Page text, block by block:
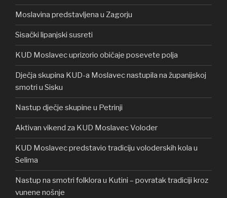
Moslavina predstavljena u Zagorju
Sisački lipanjski susreti
KUD Moslavec uprizorio običaje posevete polja
Dječja skupina KUD-a Moslavec nastupila na županijskoj
smotri u Sisku
Nastup dječje skupine u Petrinji
Aktivan vikend za KUD Moslavec Voloder
KUD Moslavec predstavio tradiciju voloderskih kola u
Selima
Nastup na smotri folklora u Kutini – povratak tradiciji kroz
vunene nošnje